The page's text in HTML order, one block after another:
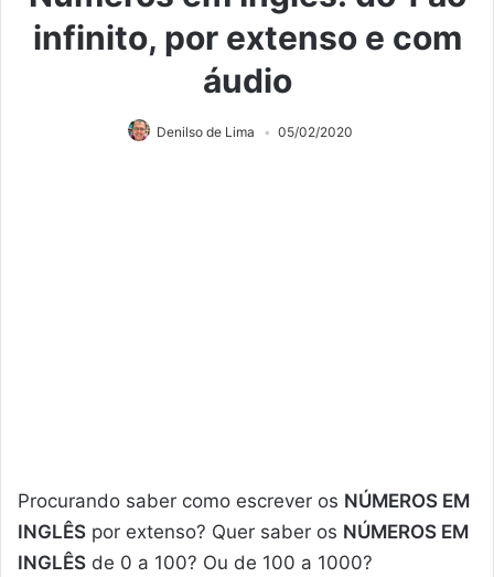
infinito, por extenso e com
áudio
Denilso de Lima 05/02/2020
Procurando saber como escrever os NÚMEROS EM
INGLÊS por extenso? Quer saber os NÚMEROS EM
INGLÊS de 0 a 100? Ou de 100 a 1000?